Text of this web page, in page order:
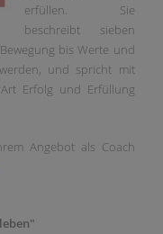
erfüllen. Sie
beschreibt sieben
bis Werte und
und spricht mit
Erfolg und Erfüllung
Angebot als Coach